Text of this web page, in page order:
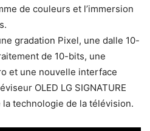
de couleurs et l’immersion
gradation Pixel, une dalle 10-
de 10-bits, une
et une nouvelle interface
OLED LG SIGNATURE
technologie de la télévision.